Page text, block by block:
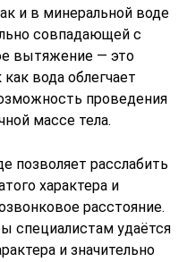
и в минеральной воде
совпадающей с
вытяжение — это
вода облегчает
проведения
массе тела.
позволяет расслабить
характера и
расстояние.
специалистам удаётся
и значительно